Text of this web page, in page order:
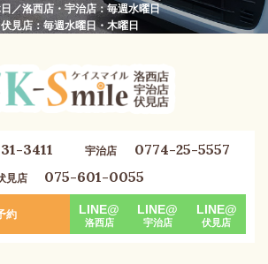
／洛西店・宇治店：毎週水曜日
伏見店：毎週水曜日・木曜日
3411 宇治店 0774-25-5557
見店 075-601-0055
約 LINE@
洛西店
LINE@
宇治店
LINE@
伏見店